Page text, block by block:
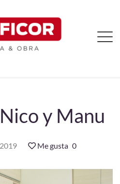
y Manu
Me gusta 0